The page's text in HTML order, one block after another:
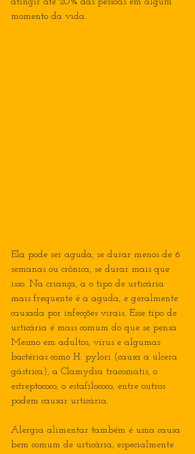
momento da vida.
Ela pode ser aguda, se durar menos de 6
semanas ou crônica, se durar mais que
isso. Na criança, a o tipo de urticária
mais frequente é a aguda, e geralmente
causada por infecções virais. Esse tipo de
urticária é mais comum do que se pensa.
Mesmo em adultos, vírus e algumas
bactérias como H. pylori (causa a úlcera
gástrica), a Clamydia tracomatis, o
estreptococo, o estafilococo, entre outros
podem causar urticária.
Alergia alimentar também é uma causa
bem comum de urticária, especialmente